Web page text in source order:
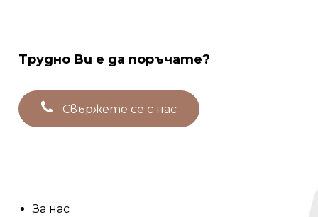
Трудно Ви е да поръчате?
Свържете се с нас
За нас